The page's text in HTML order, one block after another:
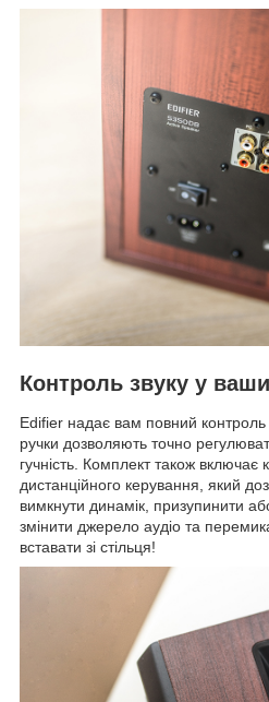
Контроль звуку у
Edifier надає вам повний контроль
ручки дозволяють точно
гучність. Комплект також включає
дистанційного керування, який
вимкнути динамік, призупинити
змінити джерело аудіо та
вставати зі стільця!